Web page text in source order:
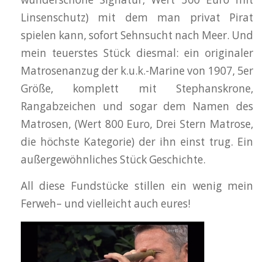
Linsenschutz) mit dem man privat Pirat
spielen kann, sofort Sehnsucht nach Meer. Und
mein teuerstes Stück diesmal: ein originaler
Matrosenanzug der k.u.k.-Marine von 1907, 5er
Größe, komplett mit Stephanskrone,
Rangabzeichen und sogar dem Namen des
Matrosen, (Wert 800 Euro, Drei Stern Matrose,
die höchste Kategorie) der ihn einst trug. Ein
außergewöhnliches Stück Geschichte.
All diese Fundstücke stillen ein wenig mein
Ferweh– und vielleicht auch eures!